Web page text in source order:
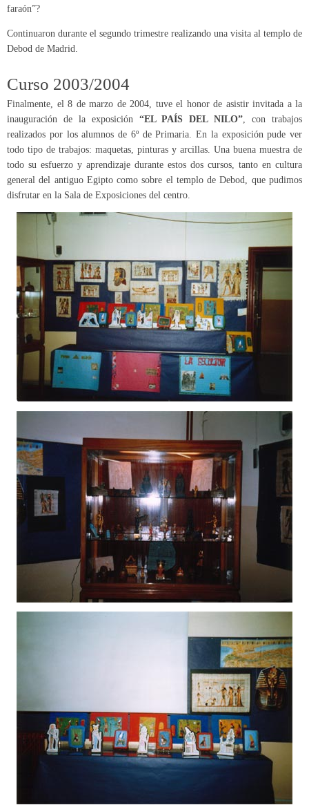
faraón”?
Continuaron durante el segundo trimestre realizando una visita al templo de
Debod de Madrid.
Curso 2003/2004
Finalmente, el 8 de marzo de 2004, tuve el honor de asistir invitada a la
inauguración de la exposición “EL PAÍS DEL NILO” , con trabajos
realizados por los alumnos de 6º de Primaria. En la exposición pude ver
todo tipo de trabajos: maquetas, pinturas y arcillas. Una buena muestra de
todo su esfuerzo y aprendizaje durante estos dos cursos, tanto en cultura
general del antiguo Egipto como sobre el templo de Debod, que pudimos
disfrutar en la Sala de Exposiciones del centro.